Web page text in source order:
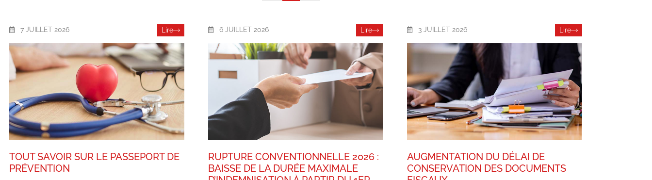
7 JUILLET 2026 Lire
TOUT SAVOIR SUR LE PASSEPORT DE
PRÉVENTION
6 JUILLET 2026 Lire
RUPTURE CONVENTIONNELLE 2026 :
BAISSE DE LA DURÉE MAXIMALE
3 JUILLET 2026 Lire
AUGMENTATION DU DÉLAI DE
CONSERVATION DES DOCUMENTS